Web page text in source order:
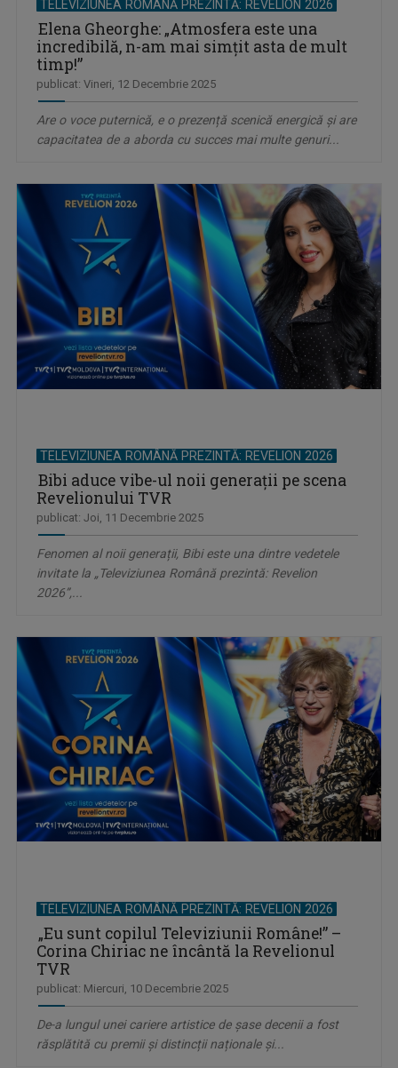
TELEVIZIUNEA ROMÂNĂ PREZINTĂ: REVELION 2026
Elena Gheorghe: „Atmosfera este una
incredibilă, n-am mai simţit asta de mult
timp!”
publicat: Vineri, 12 Decembrie 2025
Are o voce puternică, e o prezență scenică energică și are
capacitatea de a aborda cu succes mai multe genuri...
TELEVIZIUNEA ROMÂNĂ PREZINTĂ: REVELION 2026
Bibi aduce vibe-ul noii generații pe scena
Revelionului TVR
publicat: Joi, 11 Decembrie 2025
Fenomen al noii generații, Bibi este una dintre vedetele
invitate la „Televiziunea Română prezintă: Revelion
2026”,...
TELEVIZIUNEA ROMÂNĂ PREZINTĂ: REVELION 2026
„Eu sunt copilul Televiziunii Române!” –
Corina Chiriac ne încântă la Revelionul
TVR
publicat: Miercuri, 10 Decembrie 2025
De-a lungul unei cariere artistice de șase decenii a fost
răsplătită cu premii și distincții naționale și...